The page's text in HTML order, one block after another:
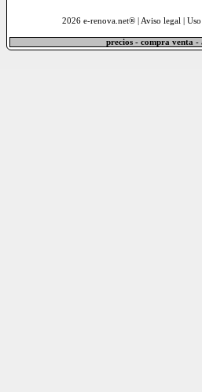
2026 e-renova.net® | Aviso legal
precios - compra venta -